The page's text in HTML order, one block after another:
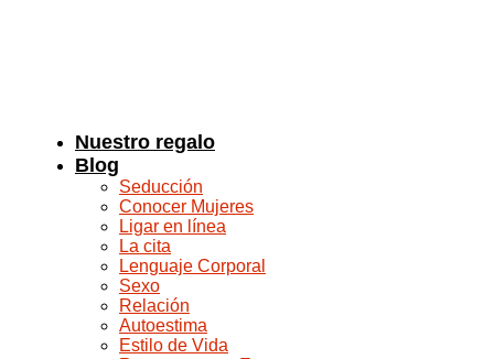
Nuestro regalo
Blog
Seducción
Conocer Mujeres
Ligar en línea
La cita
Lenguaje Corporal
Sexo
Relación
Autoestima
Estilo de Vida